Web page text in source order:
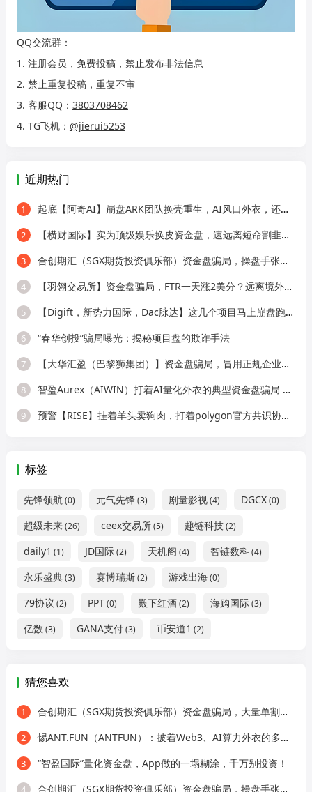
QQ交流群：
1. 注册会员，免费投稿，禁止发布非法信息
2. 禁止重复投稿，重复不审
3. 客服QQ： 3803708462
4. TG飞机： @jierui5253
近期热门
1 起底【阿奇AI】崩盘ARK团队换壳重生，AI风口外衣，还是老牌分销套路！
2 【横财国际】实为顶级娱乐换皮资金盘，速远离短命割韭菜盘！
3 合创期汇（SGX期货投资俱乐部）资金盘骗局，操盘手张奕多次收割山东会员，看
4 【羽翎交易所】资金盘骗局，FTR一天涨2美分？远离境外园区杀猪盘！
5 【Digift，新势力国际，Dac脉达】这几个项目马上崩盘跑路，别再被骗了！
6 “春华创投”骗局曝光：揭秘项目盘的欺诈手法
7 【大华汇盈（巴黎狮集团）】资金盘骗局，冒用正规企业名称，大量单割会员，
8 智盈Aurex（AIWIN）打着AI量化外衣的典型资金盘骗局 刚开盘就单割
9 预警【RISE】挂着羊头卖狗肉，打着polygon官方共识协议招摇撞骗，实际就是一个
标签
先锋领航(0) 元气先锋(3) 剧量影视(4) DGCX(0)
超级未来(26) ceex交易所(5) 趣链科技(2)
daily1 (1) JD国际(2) 天机阁 (4) 智链数科(4)
永乐盛典(3) 赛博瑞斯(2) 游戏出海(0)
79协议 (2) PPT(0) 殿下红酒(2) 海购国际(3)
亿数 (3) GANA支付(3) 币安道1 (2)
猜您喜欢
1 合创期汇（SGX期货投资俱乐部）资金盘骗局，大量单割会员，立即撤离！
2 惕ANT.FUN（ANTFUN）：披着Web3、AI算力外衣的多级返利庞氏资金盘！！
3 “智盈国际”量化资金盘，App做的一塌糊涂，千万别投资！
4 合创期汇（SGX期货投资俱乐部）资金盘骗局，操盘手张奕多次收割山东会员，看到立即卸载！